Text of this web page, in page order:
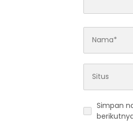
Simpan